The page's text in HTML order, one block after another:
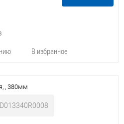
В избранное
, 380мм